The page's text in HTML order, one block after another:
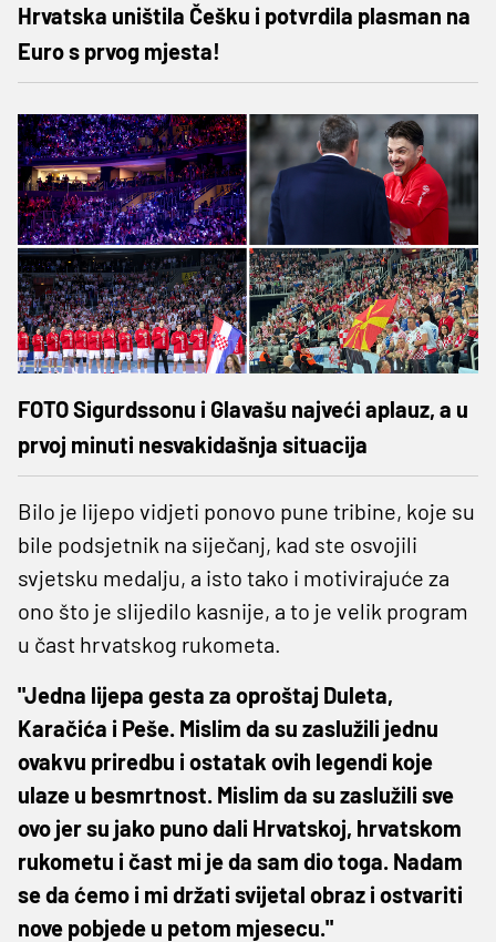
Hrvatska uništila Češku i potvrdila plasman na
Euro s prvog mjesta!
FOTO Sigurdssonu i Glavašu najveći aplauz, a u
prvoj minuti nesvakidašnja situacija
Bilo je lijepo vidjeti ponovo pune tribine, koje su
bile podsjetnik na siječanj, kad ste osvojili
svjetsku medalju, a isto tako i motivirajuće za
ono što je slijedilo kasnije, a to je velik program
u čast hrvatskog rukometa.
"Jedna lijepa gesta za oproštaj Duleta,
Karačića i Peše. Mislim da su zaslužili jednu
ovakvu priredbu i ostatak ovih legendi koje
ulaze u besmrtnost. Mislim da su zaslužili sve
ovo jer su jako puno dali Hrvatskoj, hrvatskom
rukometu i čast mi je da sam dio toga. Nadam
se da ćemo i mi držati svijetal obraz i ostvariti
nove pobjede u petom mjesecu."